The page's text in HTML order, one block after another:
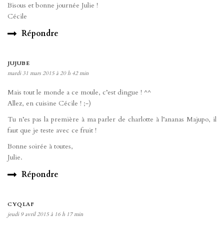
Bisous et bonne journée Julie !
Cécile
Répondre
JUJUBE
mardi 31 mars 2015 à 20 h 42 min
Mais tout le monde a ce moule, c’est dingue ! ^^
Allez, en cuisine Cécile ! ;-)
Tu n’es pas la première à ma parler de charlotte à l’ananas Majupo, il
faut que je teste avec ce fruit !
Bonne soirée à toutes,
Julie.
Répondre
CYQLAF
jeudi 9 avril 2015 à 16 h 17 min